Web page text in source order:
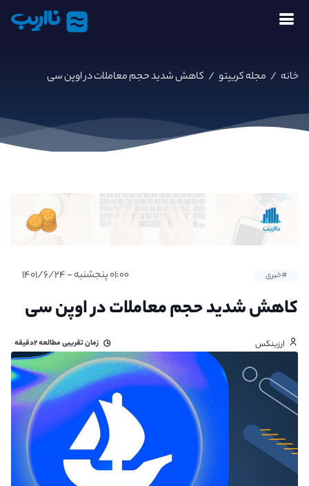
نااریب
خانه / مجله کریپتو / کاهش شدید حجم معاملات در اوپن سی
#خبری ۰۱:۰۰ پنجشنبه - ۱۴۰۱/۶/۲۴
کاهش شدید حجم معاملات در اوپن سی
ارزینکس زمان تقریبی مطالعه۲دقیقه